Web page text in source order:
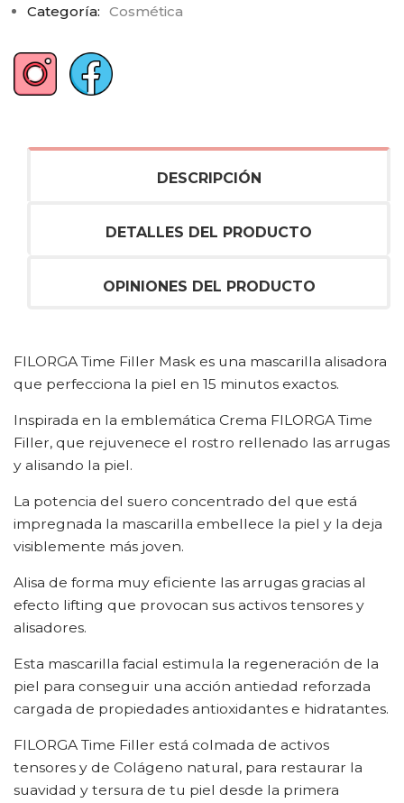
Categoría: Cosmética
DESCRIPCIÓN
DETALLES DEL PRODUCTO
OPINIONES DEL PRODUCTO
FILORGA Time Filler Mask es una mascarilla alisadora
que perfecciona la piel en 15 minutos exactos.
Inspirada en la emblemática Crema FILORGA Time
Filler, que rejuvenece el rostro rellenado las arrugas
y alisando la piel.
La potencia del suero concentrado del que está
impregnada la mascarilla embellece la piel y la deja
visiblemente más joven.
Alisa de forma muy eficiente las arrugas gracias al
efecto lifting que provocan sus activos tensores y
alisadores.
Esta mascarilla facial estimula la regeneración de la
piel para conseguir una acción antiedad reforzada
cargada de propiedades antioxidantes e hidratantes.
FILORGA Time Filler está colmada de activos
tensores y de Colágeno natural, para restaurar la
suavidad y tersura de tu piel desde la primera